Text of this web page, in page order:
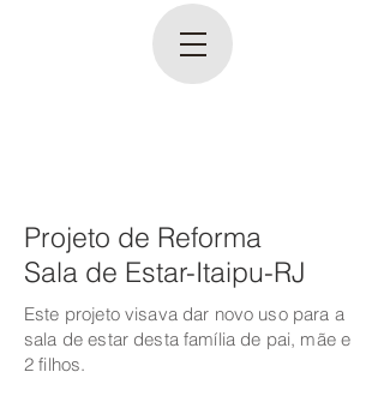
Projeto de Reforma
Sala de Estar-Itaipu-RJ
Este projeto visava dar novo uso para a
sala de estar desta família de pai, mãe e
2 filhos.